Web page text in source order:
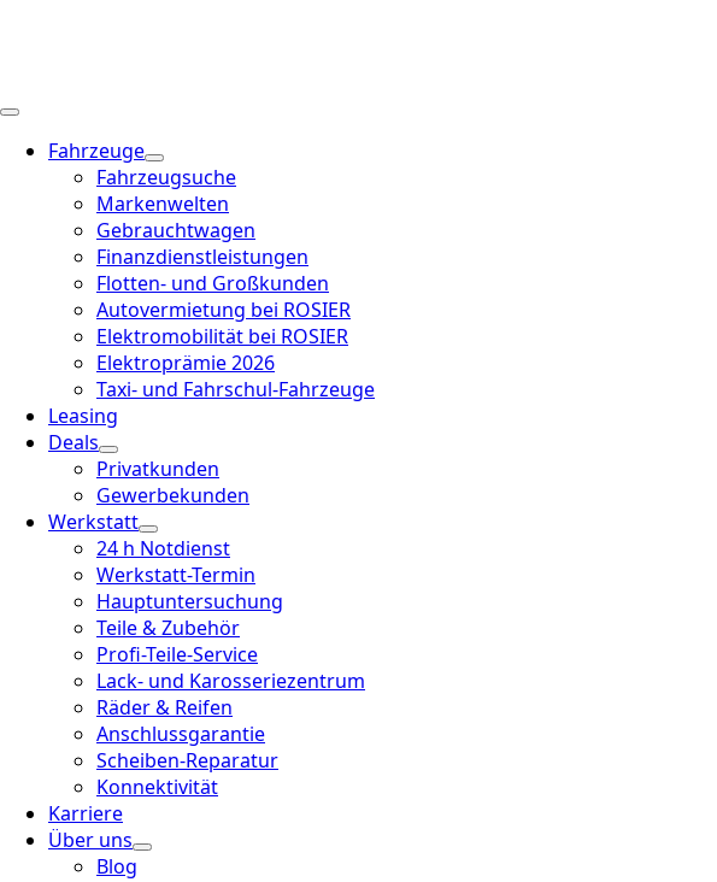
Fahrzeuge
Fahrzeugsuche
Markenwelten
Gebrauchtwagen
Finanzdienstleistungen
Flotten- und Großkunden
Autovermietung bei ROSIER
Elektromobilität bei ROSIER
Elektroprämie 2026
Taxi- und Fahrschul-Fahrzeuge
Leasing
Deals
Privatkunden
Gewerbekunden
Werkstatt
24 h Notdienst
Werkstatt-Termin
Hauptuntersuchung
Teile & Zubehör
Profi-Teile-Service
Lack- und Karosseriezentrum
Räder & Reifen
Anschlussgarantie
Scheiben-Reparatur
Konnektivität
Karriere
Über uns
Blog